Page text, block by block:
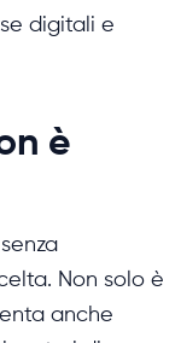
digitali e
è
Non solo è
anche